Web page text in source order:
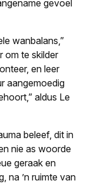
gevoel
wanbalans,”
om te skilder
en leer
aangemoedig
aldus Le
beleef, dit in
nie as woorde
geraak en
na ’n ruimte van